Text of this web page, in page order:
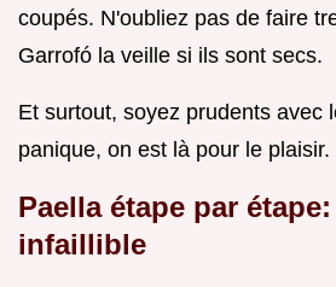
coupés. N'oubliez pas de faire
Garrofó la veille si ils sont secs.
Et surtout, soyez prudents avec
panique, on est là pour le plaisir.
Paella étape par
infaillible